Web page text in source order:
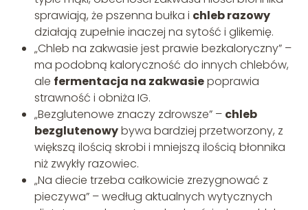
sprawiają, że pszenna bułka i chleb razowy
działają zupełnie inaczej na sytość i glikemię.
„Chleb na zakwasie jest prawie bezkaloryczny” –
ma podobną kaloryczność do innych chlebów,
ale fermentacja na zakwasiepoprawia
strawność i obniża IG.
„Bezglutenowe znaczy zdrowsze” – chleb
bezglutenowybywa bardziej przetworzony, z
większą ilością skrobi i mniejszą ilością błonnika
niż zwykły razowiec.
„Na diecie trzeba całkowicie zrezygnować z
pieczywa” – według aktualnych wytycznych